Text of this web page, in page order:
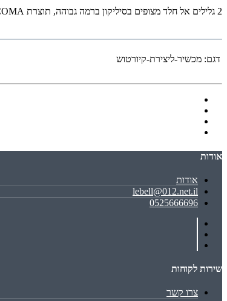
2 גלילים אל חלד מצופים בסיליקון ברמה גבוהה, תוצרת TESCOMA, ומעמד לאפיה בתנור
דגם: מכשיר-ליצירת-קיורטוש
אודות
אודות
lebell@012.net.il
0525666696
שירות לקוחות
צרו קשר